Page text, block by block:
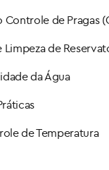
de Pragas
de
da Água
de Temperatura